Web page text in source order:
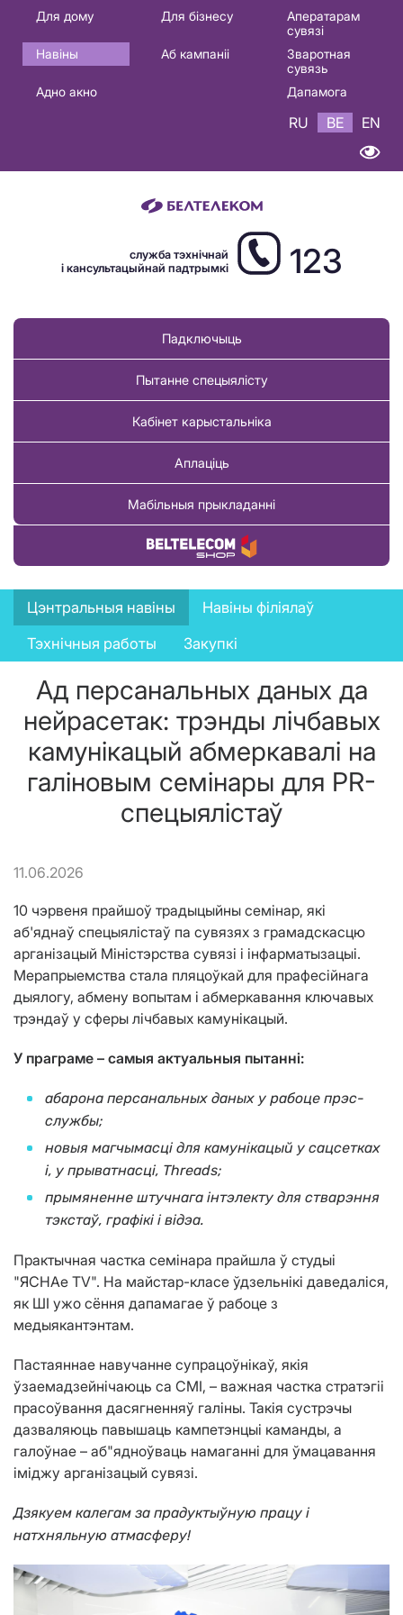
Основная
навигация
BE
Для дому Для бізнесу
Аператарам
сувязі
Навіны
Аб кампаніі
Зваротная
сувязь
Адно акно
Дапамога
RU BE EN
служба тэхнічнай
і кансультацыйнай падтрымкі
123
Падключыць
Пытанне спецыялісту
Кабінет карыстальніка
Аплаціць
Мабільныя прыкладанні
Купіць тавар
News
menu
Цэнтральныя навіны
Навіны філіялаў
Тэхнічныя работы
Закупкі
Ад персанальных даных да
нейрасетак: трэнды лічбавых
камунікацый абмеркавалі на
галіновым семінары для PR-
спецыялістаў
11.06.2026
10 чэрвеня прайшоў традыцыйны семінар, які
аб'яднаў спецыялістаў па сувязях з грамадскасцю
арганізацый Міністэрства сувязі і інфарматызацыі.
Мерапрыемства стала пляцоўкай для прафесійнага
дыялогу, абмену вопытам і абмеркавання ключавых
трэндаў у сферы лічбавых камунікацый.
У праграме – самыя актуальныя пытанні:
абарона персанальных даных у рабоце прэс-
службы;
новыя магчымасці для камунікацый у сацсетках
і, у прыватнасці, Threads;
прымяненне штучнага інтэлекту для стварэння
тэкстаў, графікі і відэа.
Практычная частка семінара прайшла ў студыі
"ЯСНАе ТV". На майстар-класе ўдзельнікі даведаліся,
як ШІ ужо сёння дапамагае ў рабоце з
медыякантэнтам.
Пастаяннае навучанне супрацоўнікаў, якія
ўзаемадзейнічаюць са СМІ, – важная частка стратэгіі
прасоўвання дасягненняў галіны. Такія сустрэчы
дазваляюць павышаць кампетэнцыі каманды, а
галоўнае – аб"ядноўваць намаганні для ўмацавання
іміджу арганізацый сувязі.
Дзякуем калегам за прадуктыўную працу і
натхняльную атмасферу!